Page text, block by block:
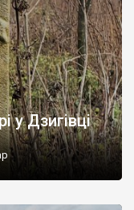
у Дзигівці